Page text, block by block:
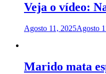
Veja o vídeo:
Agosto 11, 2025Agosto
Marido mata